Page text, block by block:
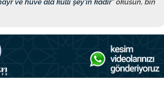
ve hüve alâ külli şey'in kadîr" okusun, bin